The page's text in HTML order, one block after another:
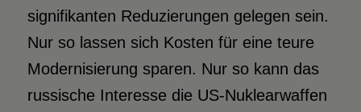
signifikanten Reduzierungen gelegen sein.
Nur so lassen sich Kosten für eine teure
Modernisierung sparen. Nur so kann das
russische Interesse die US-Nuklearwaffen